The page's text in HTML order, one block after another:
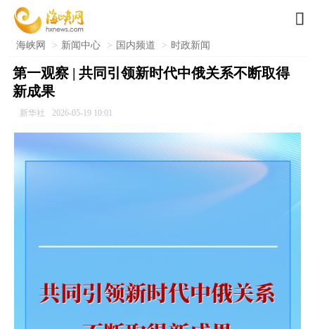

海峡网 > 新闻中心 > 国内频道 > 时政新闻
第一观察 | 共同引领新时代中俄关系不断取得
新成果
新华社 2026-05-19 10:01